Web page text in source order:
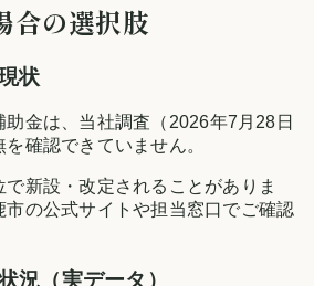
合の選択肢
状
金は、当社調査（2026年7月28日
確認できていません。
新設・改定されることがありま
市の公式サイトや担当窓口でご確認
況（実データ）